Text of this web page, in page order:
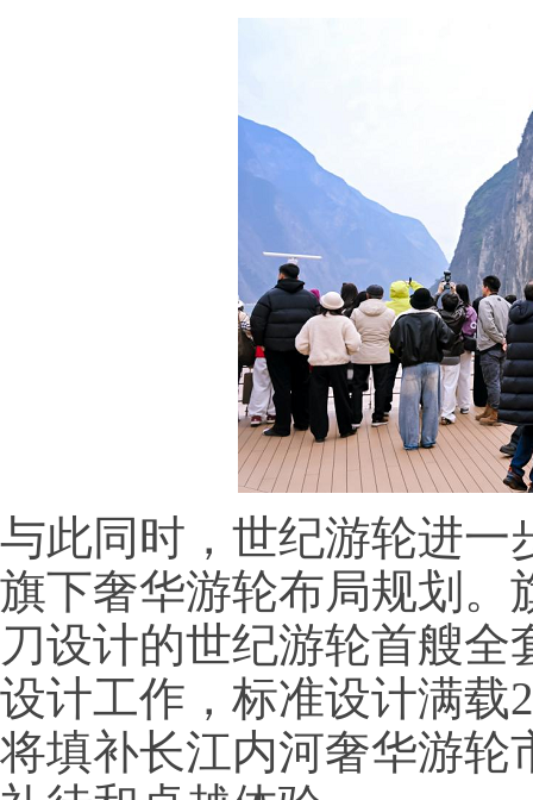
与此同时，世纪游轮进一
旗下奢华游轮布局规划。
刀设计的世纪游轮首艘
设计工作，标准设计满载
将填补长江内河奢华游轮